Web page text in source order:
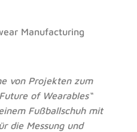
Manufacturing
von Projekten zum
of Wearables“
Fußballschuh mit
die Messung und